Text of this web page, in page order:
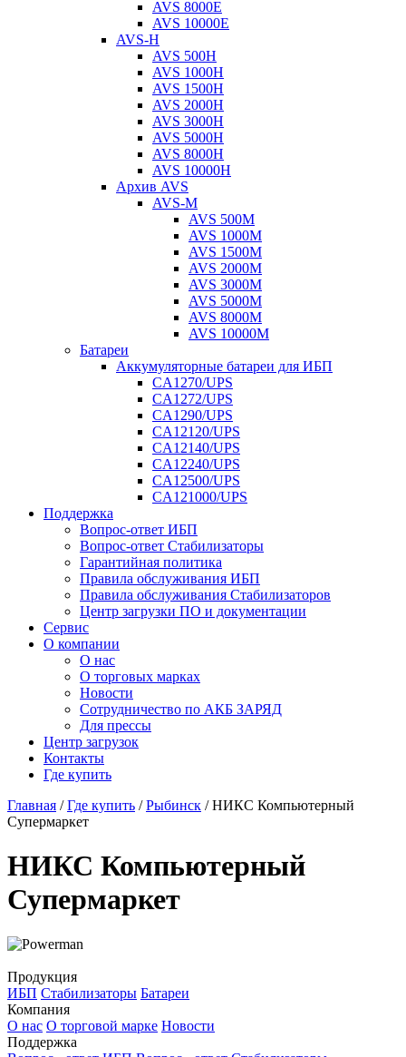
AVS 8000E
AVS 10000E
AVS-H
AVS 500H
AVS 1000H
AVS 1500H
AVS 2000H
AVS 3000H
AVS 5000H
AVS 8000H
AVS 10000H
Архив AVS
AVS-M
AVS 500M
AVS 1000M
AVS 1500M
AVS 2000M
AVS 3000M
AVS 5000M
AVS 8000M
AVS 10000M
Батареи
Аккумуляторные батареи для ИБП
CA1270/UPS
CA1272/UPS
CA1290/UPS
CA12120/UPS
CA12140/UPS
CA12240/UPS
CA12500/UPS
CA121000/UPS
Поддержка
Вопрос-ответ ИБП
Вопрос-ответ Стабилизаторы
Гарантийная политика
Правила обслуживания ИБП
Правила обслуживания Стабилизаторов
Центр загрузки ПО и документации
Сервис
О компании
О нас
О торговых марках
Новости
Сотрудничество по АКБ ЗАРЯД
Для прессы
Центр загрузок
Контакты
Где купить
Главная /Где купить /Рыбинск /НИКС Компьютерный
Супермаркет
НИКС Компьютерный
Супермаркет
Продукция
ИБП Стабилизаторы Батареи
Компания
О нас О торговой марке Новости
Поддержка